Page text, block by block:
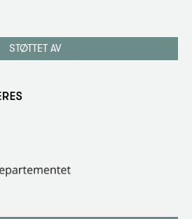
STØTTET AV